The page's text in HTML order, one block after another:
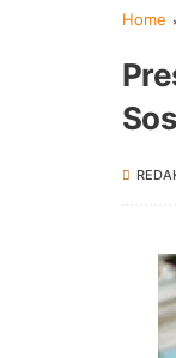
Home